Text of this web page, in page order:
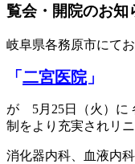
覧会・開院のお知
岐阜県各務原市にて
「 二宮医院」
が 5月25日（火）に
制をより充実されリ
消化器内科、血液内